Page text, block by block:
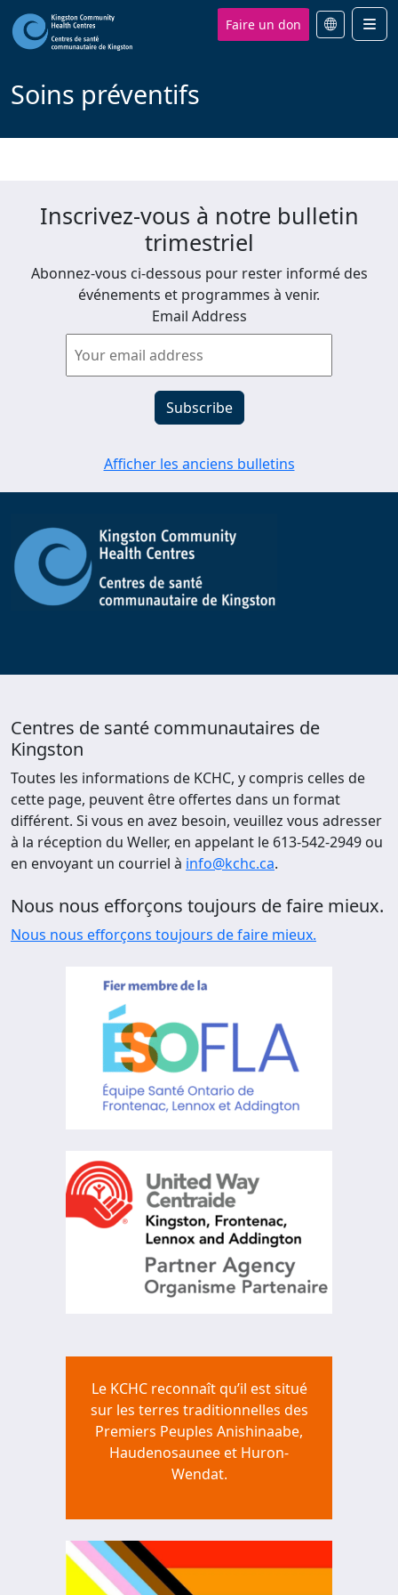
Faire un don
Soins préventifs
Inscrivez-vous à notre bulletin
trimestriel
Abonnez-vous ci-dessous pour rester informé des
événements et programmes à venir.
Email Address
Afficher les anciens bulletins
Centres de santé communautaires de
Kingston
Toutes les informations de KCHC, y compris celles de
cette page, peuvent être offertes dans un format
différent. Si vous en avez besoin, veuillez vous adresser
à la réception du Weller, en appelant le 613-542-2949 ou
en envoyant un courriel à info@kchc.ca.
Nous nous efforçons toujours de faire mieux.
Nous nous efforçons toujours de faire mieux.
Le KCHC reconnaît qu’il est situé
sur les terres traditionnelles des
Premiers Peuples Anishinaabe,
Haudenosaunee et Huron-
Wendat.